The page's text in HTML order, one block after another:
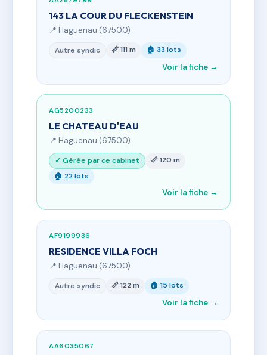
143 LA COUR DU FLECKENSTEIN
📍 Haguenau (67500)
Autre syndic 📏 111 m 🏠 33 lots
Voir la fiche →
AG5200233
LE CHATEAU D'EAU
📍 Haguenau (67500)
✓ Gérée par ce cabinet
📏 120 m
🏠 22 lots
Voir la fiche →
AF9199936
RESIDENCE VILLA FOCH
📍 Haguenau (67500)
Autre syndic 📏 122 m 🏠 15 lots
Voir la fiche →
AA6035067